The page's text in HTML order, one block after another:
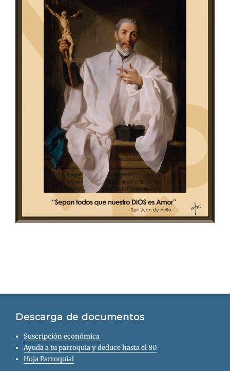
Descarga de documentos
Suscripción económica
Ayuda a tu parroquia y deduce hasta el 80
Hoja Parroquial